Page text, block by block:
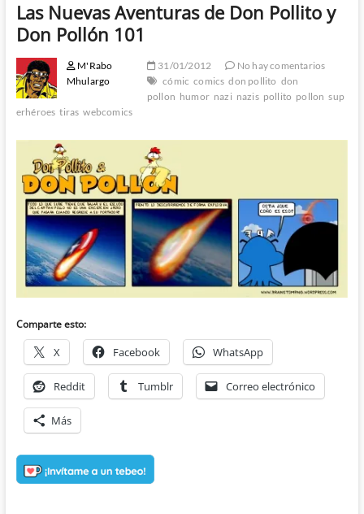
Las Nuevas Aventuras de Don Pollito y
Don Pollón 101
M'Rabo
Mhulargo
31/01/2012
No hay comentarios
cómic comics don pollito don
pollon humor nazi nazis pollito pollon sup
erhéroes tiras webcomics
Comparte esto:
X Facebook WhatsApp
Reddit Tumblr Correo electrónico
Más